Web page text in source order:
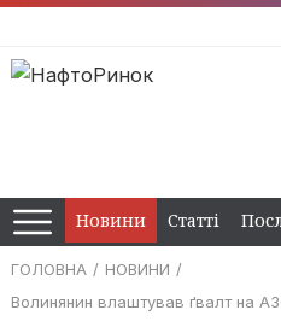
Новини Статті
ГОЛОВНА
НОВИНИ
Волинянин влаштував ґвалт на